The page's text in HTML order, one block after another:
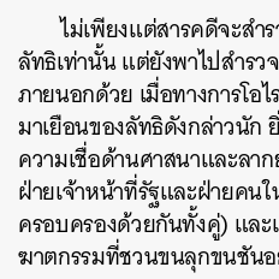
ไม่เพียงแต่สารคดีจะสำ
ลัทธิเท่านั้น แต่ยังพาไปสำรว
ภายนอกด้วย เมื่อทางการโอ
มาเยือนของลัทธิดังกล่าวนัก
ความเชื่อด้านศาสนาและลา
ฝ่ายเจ้าหน้าที่รัฐและฝ่ายคน
ครอบครองด้วยกันทั้งคู่) แล
ฆาตกรรมที่ชวนขนลุกขนชัน